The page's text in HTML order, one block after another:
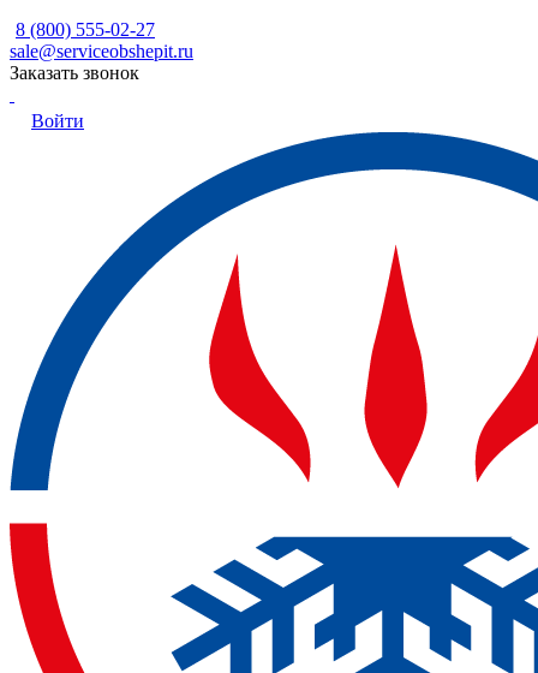
8 (800) 555-02-27
sale@serviceobshepit.ru
Заказать звонок
Войти